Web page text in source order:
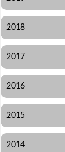
2018
2017
2016
2015
2014